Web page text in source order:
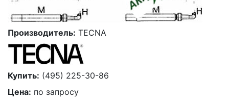
Производитель: TECNA
Купить: (495) 225-30-86
Цена: по запросу